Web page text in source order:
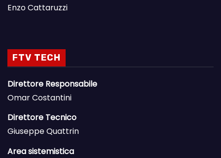
Enzo Cattaruzzi
FTV TECH
Direttore Responsabile
Omar Costantini
Direttore Tecnico
Giuseppe Quattrin
Area sistemistica